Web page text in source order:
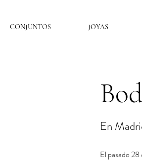
CONJUNTOS JOYAS
En
El pasado